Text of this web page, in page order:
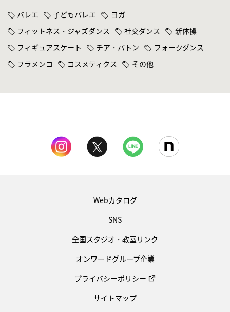
バレエ 子どもバレエ
ヨガ
フィットネス・ジャズダンス
社交ダンス
新体操
フィギュアスケート
チア・バトン
フォークダンス
フラメンコ
コスメティクス その他
Webカタログ
SNS
全国スタジオ・教室リンク
オンワードグループ企業
プライバシーポリシー
サイトマップ